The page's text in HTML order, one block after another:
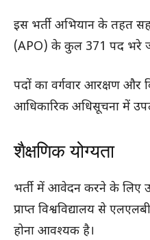
इस भर्ती अभियान के तहत
(APO) के कुल 371 पद भरे
पदों का वर्गवार आरक्षण और
आधिकारिक अधिसूचना में
शैक्षणिक योग्यता
भर्ती में आवेदन करने के लिए
प्राप्त विश्वविद्यालय से
होना आवश्यक है।